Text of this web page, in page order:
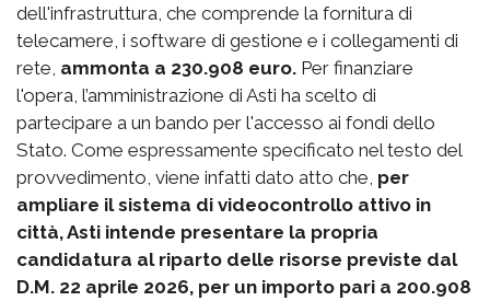
dell'infrastruttura, che comprende la fornitura di
telecamere, i software di gestione e i collegamenti di
rete, ammonta a 230.908 euro. Per finanziare
l'opera, l’amministrazione di Asti ha scelto di
partecipare a un bando per l'accesso ai fondi dello
Stato. Come espressamente specificato nel testo del
provvedimento, viene infatti dato atto che, per
ampliare il sistema di videocontrollo attivo in
città, Asti intende presentare la propria
candidatura al riparto delle risorse previste dal
D.M. 22 aprile 2026, per un importo pari a 200.908